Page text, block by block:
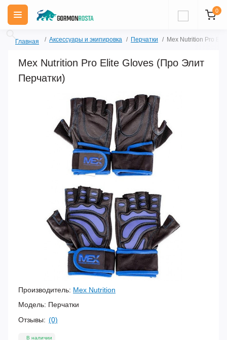
0
Главная Аксессуары и экипировка Перчатки Mex Nutrition Pro
Mex Nutrition Pro Elite Gloves (Про Элит
Перчатки)
Производитель: Mex Nutrition
Модель: Перчатки
Отзывы: (0)
В наличии